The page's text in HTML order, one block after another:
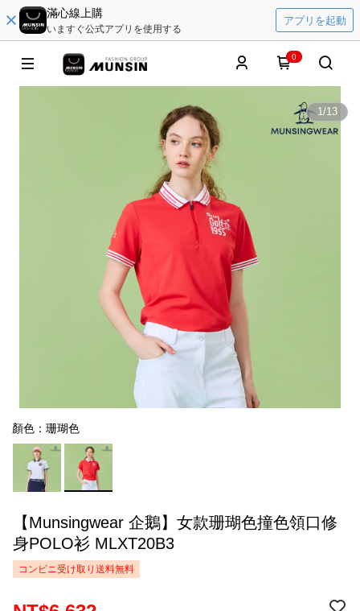
滿心線上購
いますぐ公式アプリを使用する
アプリを起動
0
1/13
顏色：珊瑚色
【Munsingwear 企鵝】女款珊瑚色撞色領口修
身POLO衫 MLXT20B3
コンビニ受け取り送料無料